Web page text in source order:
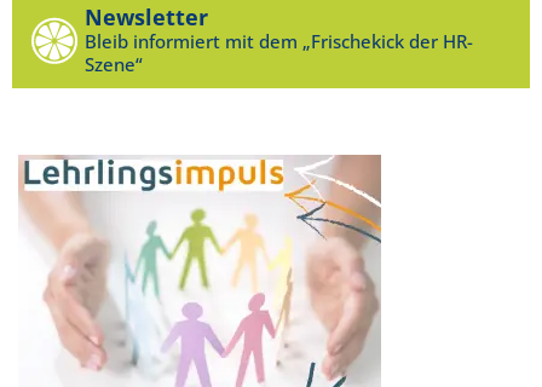
Newsletter
Bleib informiert mit dem „Frischekick der HR-
Szene“